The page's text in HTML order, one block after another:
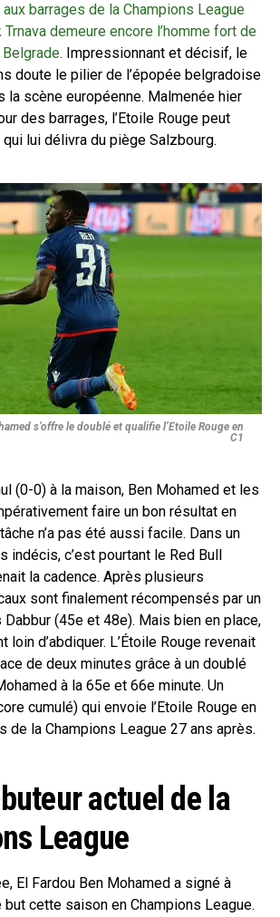
barrages de la Champions League
demeure encore l’homme fort de
Belgrade. Impressionnant et décisif, le
doute le pilier de l’épopée belgradoise
la scène européenne. Malmenée hier
des barrages, l’Etoile Rouge peut
lui délivra du piège Salzbourg.
s’offre le doublé et qualifie l’Etoile Rouge en
C1
(0-0) à la maison, Ben Mohamed et les
faire un bon résultat en
n’a pas été aussi facile. Dans un
indécis, c’est pourtant le Red Bull
la cadence. Après plusieurs
sont finalement récompensés par un
(45e et 48e). Mais bien en place,
loin d’abdiquer. L’Étoile Rouge revenait
de deux minutes grâce à un doublé
à la 65e et 66e minute. Un
cumulé) qui envoie l’Etoile Rouge en
de la Champions League 27 ans après.
actuel de la
League
El Fardou Ben Mohamed a signé à
but cette saison en Champions League.